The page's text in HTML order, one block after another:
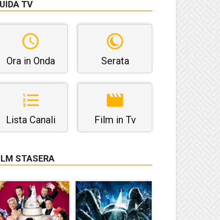
TV
Ora in Onda Serata
Lista Canali Film in Tv
STASERA